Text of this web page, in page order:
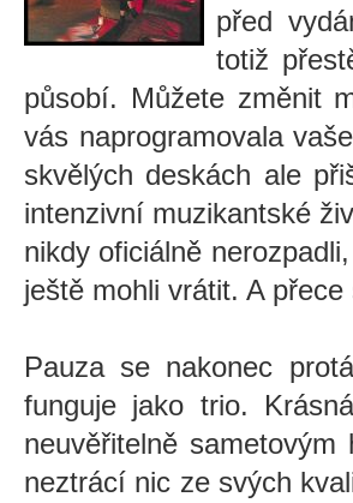
před
totiž
působí. Můžete změnit
vás naprogramovala
skvělých deskách ale
intenzivní muzikantské
nikdy oficiálně
ještě mohli vrátit. A přece
Pauza se nakonec
funguje jako trio.
neuvěřitelně
neztrácí nic ze svých